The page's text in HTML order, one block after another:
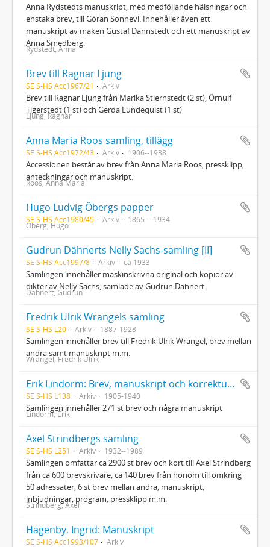
Anna Rydstedts manuskript, med medföljande hälsningar och
enstaka brev, till Göran Sonnevi. Innehåller även ett
manuskript av maken Gustaf Dannstedt och ett manuskript av
Anna Smedberg.
Rydstedt, Anna
Brev till Ragnar Ljung
SE S-HS Acc1967/21 Arkiv
Brev till Ragnar Ljung från Marika Stiernstedt (2 st), Örnulf
Tigerstedt (1 st) och Gerda Lundequist (1 st)
Ljung, Ragnar
Anna Maria Roos samling, tillägg
SE S-HS Acc1972/43 Arkiv 1906--1938
Accessionen består av brev från Anna Maria Roos, pressklipp,
anteckningar och manuskript.
Roos, Anna Maria
Hugo Ludvig Öbergs papper
SE S-HS Acc1980/45 Arkiv 1865 -- 1934
Öberg, Hugo
Gudrun Dähnerts Nelly Sachs-samling [II]
SE S-HS Acc1997/8 Arkiv ca 1933
Samlingen innehåller maskinskrivna original och kopior av
dikter av Nelly Sachs, samlade av Gudrun Dähnert.
Dähnert, Gudrun
Fredrik Ulrik Wrangels samling
SE S-HS L20 Arkiv 1887-1928
Samlingen innehåller brev till Fredrik Ulrik Wrangel, brev mellan
andra samt manuskript m.m.
Wrangel, Fredrik Ulrik
Erik Lindorm: Brev, manuskript och korrektur m.m.
SE S-HS L138 Arkiv 1905-1940
Samlingen innehåller 271 st brev och några manuskript
Lindorm, Erik
Axel Strindbergs samling
SE S-HS L251 Arkiv 1932--1989
Samlingen omfattar ca 2900 st brev och kort till Axel Strindberg
från ca 600 brevskrivare, ca 140 brev från honom till omkring
50 adressater, 6 st brev mellan andra, manuskript,
inbjudningar, program, pressklipp m.m.
Strindberg, Axel
Hagenby, Ingrid: Manuskript
SE S-HS Acc1993/107 Arkiv